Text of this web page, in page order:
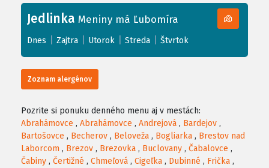
+
−
Jedlinka Meniny má Ľubomíra
Dnes Zajtra Utorok Streda Štvrtok
Zoznam alergénov
Pozrite si ponuku denného menu aj v mestách:
Abrahámovce , Abrahámovce , Andrejová , Bardejov ,
Bartošovce , Becherov , Beloveža , Bogliarka , Brestov nad
Laborcom , Brezov , Brezovka , Buclovany , Čabalovce ,
Čabiny , Čertižné , Chmeľová , Cigeľka , Dubinné , Frička ,